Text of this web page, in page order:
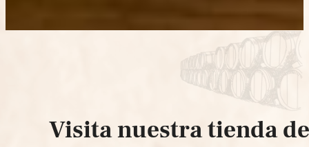
Visita nuestra tienda